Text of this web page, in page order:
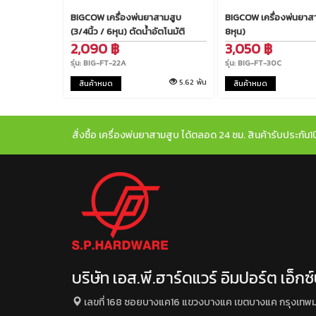
BIGCOW เครื่องพ่นยาสามสูบ
(3/4นิ้ว / 6หุน) ตัดน้ำอัตโนมัติ
2,090 ฿
รุ่น: BIG-FT-22A
สินค้าหมด
5.62 พัน
BIGCOW เครื่องพ่นยา
8หุน)
3,050 ฿
รุ่น: BIG-FT-30C
สินค้าหมด
สั่งซื้อ เครื่องพ่นยาสามสูบ ได้ตลอด 24 ชม. สินค้ารับประกัน1
บริษัท เอส.พี.ฮาร์ดแวร์ อิมปอร์ต เอ็ก
เลขที่ 168 ซอยบางแค16 แขวงบางแค เขตบางแค กรุงเทพ